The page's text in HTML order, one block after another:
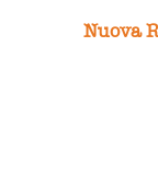
Nuova